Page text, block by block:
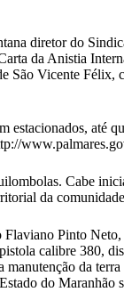
diretor do
da Anistia
Vicente Félix,
até
Cabe
da
Pinto
calibre 380,
da
do